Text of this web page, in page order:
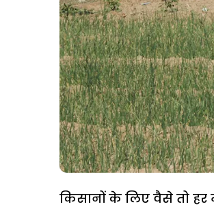
किसानों के लिए वैसे तो हर